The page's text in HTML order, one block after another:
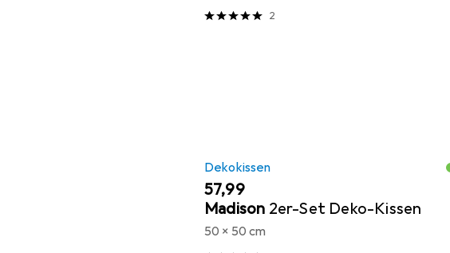
2
Dekokissen
EUR
57,99
Madison 2er-Set Deko-Kissen
50 x 50 cm